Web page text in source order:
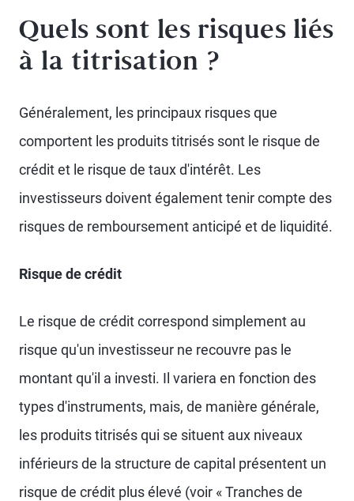
Quels sont les risques liés
à la titrisation ?
Généralement, les principaux risques que
comportent les produits titrisés sont le risque de
crédit et le risque de taux d'intérêt. Les
investisseurs doivent également tenir compte des
risques de remboursement anticipé et de liquidité.
Risque de crédit
Le risque de crédit correspond simplement au
risque qu'un investisseur ne recouvre pas le
montant qu'il a investi. Il variera en fonction des
types d'instruments, mais, de manière générale,
les produits titrisés qui se situent aux niveaux
inférieurs de la structure de capital présentent un
risque de crédit plus élevé (voir « Tranches de